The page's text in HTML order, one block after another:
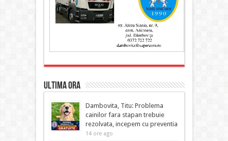
ULTIMA ORA
Dambovita, Titu: Problema
cainilor fara stapan trebuie
rezolvata, incepem cu preventia
14 ore ago